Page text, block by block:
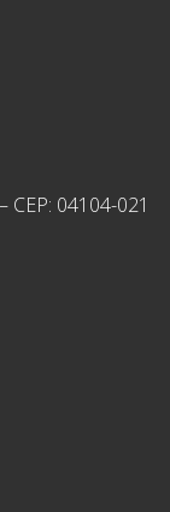
CEP: 04104-021